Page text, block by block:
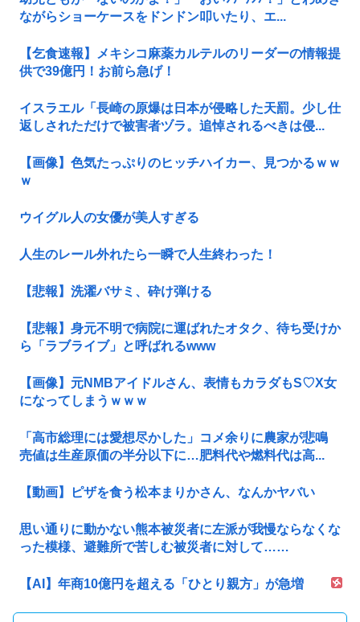
ながらショーケースをドンドン叩いたり、エ...
【乞食速報】メキシコ麻薬カルテルのリーダーの情報提
供で39億円！お前ら急げ！
イスラエル「長崎の原爆は日本が侵略した天罰。少し仕
返しされただけで被害者ヅラ。追悼されるべきは侵...
【画像】色気たっぷりのヒッチハイカー、見つかるｗｗ
ｗ
ウイグル人の女優が美人すぎる
人生のレール外れたら一瞬で人生終わった！
【悲報】洗濯バサミ、砕け弾ける
【悲報】身元不明で病院に運ばれたオタク、待ち受けか
ら「ラブライブ」と呼ばれるwww
【画像】元NMBアイドルさん、表情もカラダもS♡X女
になってしまうｗｗｗ
「高市総理には愛想尽かした」コメ余りに農家が悲鳴
売値は生産原価の半分以下に…肥料代や燃料代は高...
【動画】ピザを食う松本まりかさん、なんかヤバい
思い通りに動かない熊本被災者に左派が我慢ならなくな
った模様、避難所で苦しむ被災者に対して……
【AI】年商10億円を超える「ひとり親方」が急増